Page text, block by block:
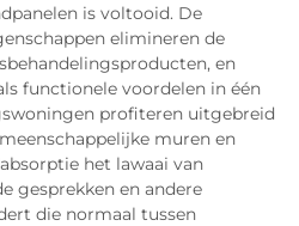
is voltooid. De
elimineren de
en
functionele voordelen in één
profiteren uitgebreid
muren en
het lawaai van
gesprekken en andere
die normaal tussen